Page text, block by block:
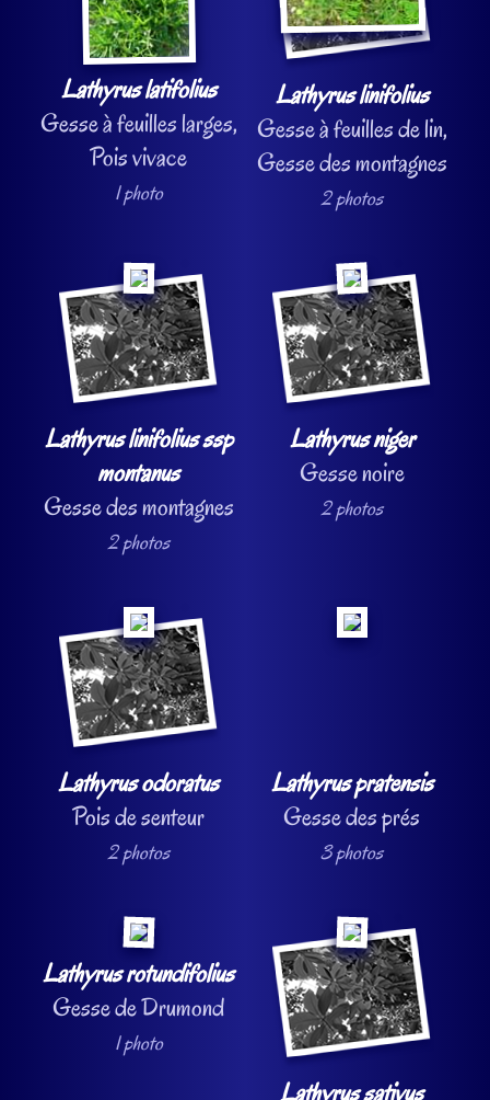
Lathyrus latifolius
Gesse à feuilles larges,
Pois vivace
1 photo
Lathyrus linifolius
Gesse à feuilles de lin,
Gesse des montagnes
2 photos
Lathyrus linifolius ssp
montanus
Gesse des montagnes
2 photos
Lathyrus niger
Gesse noire
2 photos
Lathyrus odoratus
Pois de senteur
2 photos
Lathyrus pratensis
Gesse des prés
3 photos
Lathyrus rotundifolius
Gesse de Drumond
1 photo
Lathyrus sativus